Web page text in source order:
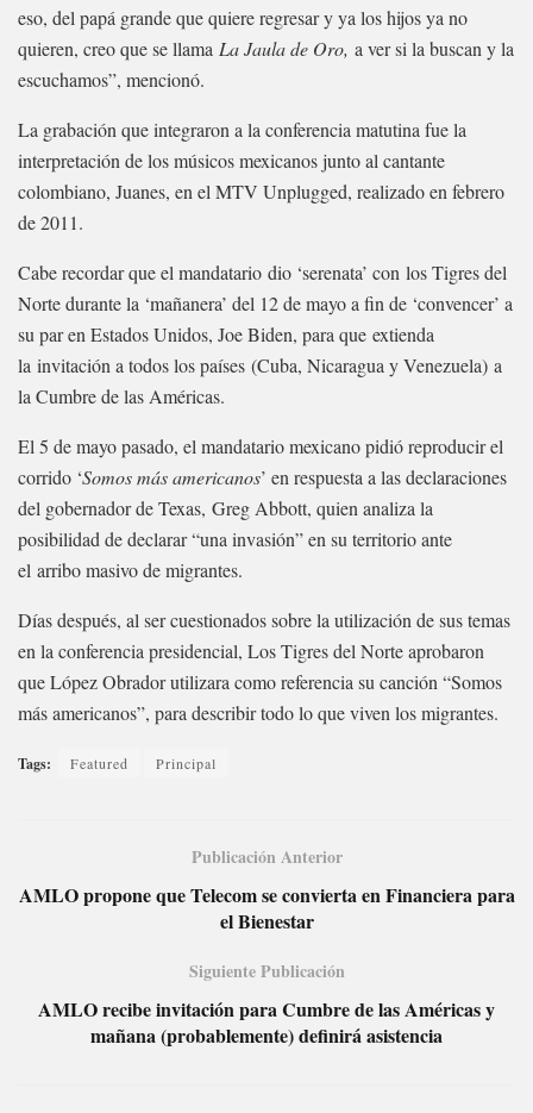
eso, del papá grande que quiere regresar y ya los hijos ya no
quieren, creo que se llama La Jaula de Oro, a ver si la buscan y la
escuchamos”, mencionó.
La grabación que integraron a la conferencia matutina fue la
interpretación de los músicos mexicanos junto al cantante
colombiano, Juanes, en el MTV Unplugged, realizado en febrero
de 2011.
Cabe recordar que el mandatario dio ‘serenata’ con los Tigres del
Norte durante la ‘mañanera’ del 12 de mayo a fin de ‘convencer’ a
su par en Estados Unidos, Joe Biden, para que extienda
la invitación a todos los países (Cuba, Nicaragua y Venezuela) a
la Cumbre de las Américas.
El 5 de mayo pasado, el mandatario mexicano pidió reproducir el
corrido ‘Somos más americanos’ en respuesta a las declaraciones
del gobernador de Texas, Greg Abbott, quien analiza la
posibilidad de declarar “una invasión” en su territorio ante
el arribo masivo de migrantes.
Días después, al ser cuestionados sobre la utilización de sus temas
en la conferencia presidencial, Los Tigres del Norte aprobaron
que López Obrador utilizara como referencia su canción “Somos
más americanos”, para describir todo lo que viven los migrantes.
Tags: Featured Principal
Publicación Anterior
AMLO propone que Telecom se convierta en Financiera para
el Bienestar
Siguiente Publicación
AMLO recibe invitación para Cumbre de las Américas y
mañana (probablemente) definirá asistencia